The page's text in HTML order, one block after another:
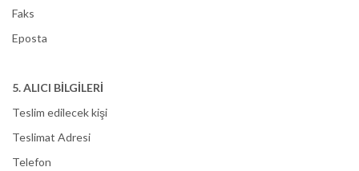
Faks
Eposta
5. ALICI BİLGİLERİ
Teslim edilecek kişi
Teslimat Adresi
Telefon